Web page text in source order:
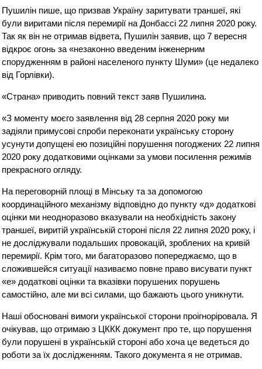
Пушилін пише, що призвав Україну заритувати траншеї, які
були виритами після перемирії на Донбассі 22 липня 2020 року.
Так як він не отримав відвета, Пушилін заявив, що 7 вересня
відкроє огонь за «незаконно введеним інженерним
спорудженням в районі населеного пункту Шуми» (це недалеко
від Горлівки).
«Страна» приводить повний текст заяв Пушилина.
«З моменту моєго заявлення від 28 серпня 2020 року ми
задіяли примусові спроби переконати українську сторону
усунути допущені ею позиційні порушення погоджених 22 липня
2020 року додатковими оцінками за умови посилення режимів
прекрасного огляду.
На переговорній площі в Мінську та за допомогою
координаційного механізму відповідно до пункту «д» додаткові
оцінки ми неодноразово вказували на необхідність закону
траншеї, виритій українській стороні після 22 липня 2020 року, і
не досліджували подальших провокацій, зроблених на кривій
перемирії. Крім того, ми багаторазово попереджаємо, що в
сложившейся ситуації називаємо повне право висувати пункт
«е» додаткові оцінки та вказівки порушених порушень
самостійно, але ми всі силами, що бажають цього уникнути.
Наші обосновані вимоги української сторони проігноріровала. Я
очікував, що отримаю з ЦККК документ про те, що порушення
були порушені в українській стороні або хоча це ведеться до
роботи за їх дослідженням. Такого документа я не отримав.